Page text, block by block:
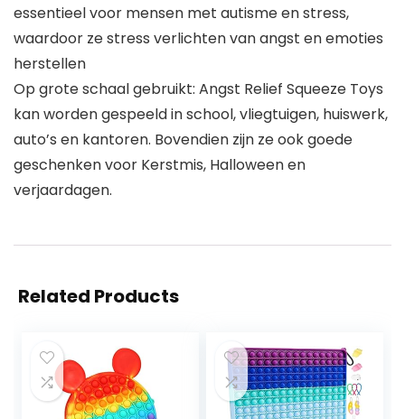
essentieel voor mensen met autisme en stress,
waardoor ze stress verlichten van angst en emoties
herstellen
Op grote schaal gebruikt: Angst Relief Squeeze Toys
kan worden gespeeld in school, vliegtuigen, huiswerk,
auto’s en kantoren. Bovendien zijn ze ook goede
geschenken voor Kerstmis, Halloween en
verjaardagen.
Related Products